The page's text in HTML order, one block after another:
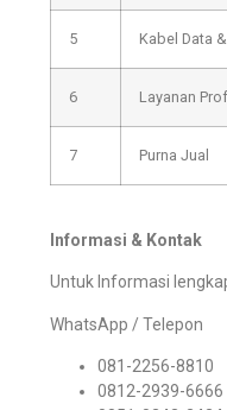
5 Kabel Data
6 Layanan
7 Purna Jual
Informasi & Kontak
Untuk Informasi
WhatsApp / Telepon
081-2256-8810
0812-2939-6666